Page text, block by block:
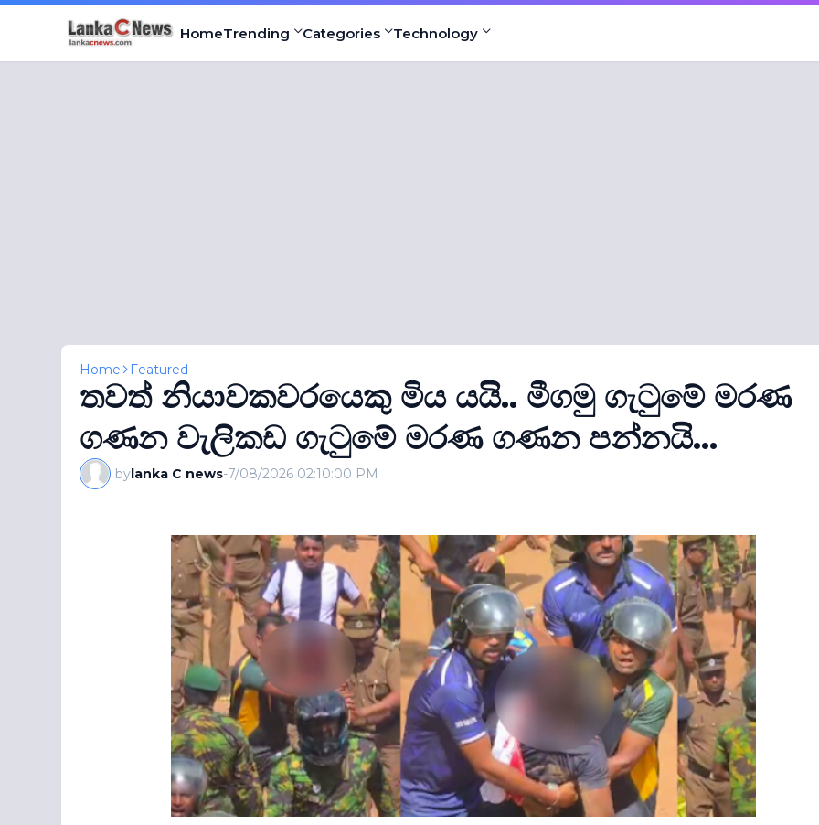
HomeTrending Categories Technology
Home Featured
තවත් නියාවකවරයෙකු මිය යයි.. මීගමු ගැටුමේ මරණ
ගණන වැලිකඩ ගැටුමේ මරණ ගණන පන්නයි...
bylanka C news-7/08/2026 02:10:00 PM